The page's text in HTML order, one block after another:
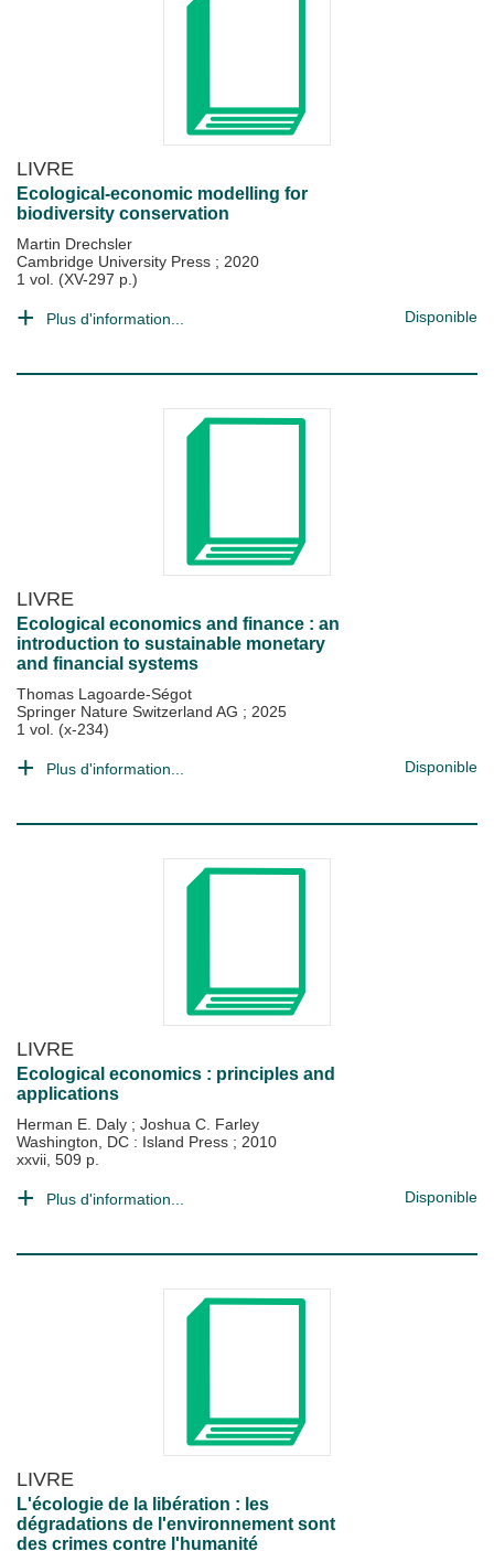
LIVRE
Ecological-economic modelling for
biodiversity conservation
Martin Drechsler
Cambridge University Press ; 2020
1 vol. (XV-297 p.)
Plus d'information... Disponible
LIVRE
Ecological economics and finance : an
introduction to sustainable monetary
and financial systems
Thomas Lagoarde-Ségot
Springer Nature Switzerland AG ; 2025
1 vol. (x-234)
Plus d'information... Disponible
LIVRE
Ecological economics : principles and
applications
Herman E. Daly ; Joshua C. Farley
Washington, DC : Island Press ; 2010
xxvii, 509 p.
Plus d'information... Disponible
LIVRE
L'écologie de la libération : les
dégradations de l'environnement sont
des crimes contre l'humanité